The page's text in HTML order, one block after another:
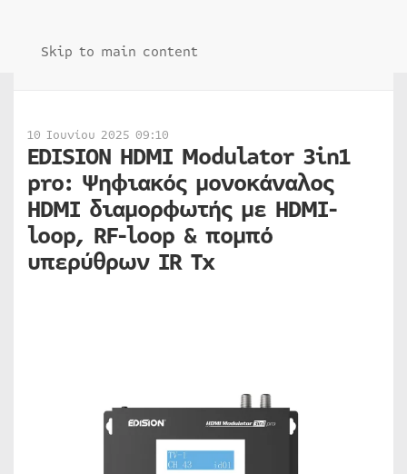
Skip to main content
10 Ιουνίου 2025 09:10
EDISION HDMI Modulator 3in1
pro: Ψηφιακός μονοκάναλος
HDMI διαμορφωτής με HDMI-
loop, RF-loop & πομπό
υπερύθρων IR Tx